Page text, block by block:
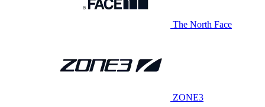
The North Face
ZONE3